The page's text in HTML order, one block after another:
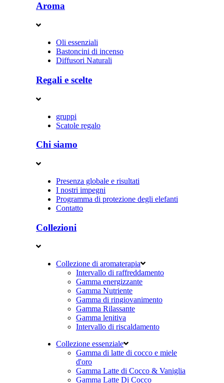
Aroma
Oli essenziali
Bastoncini di incenso
Diffusori Naturali
Regali e scelte
gruppi
Scatole regalo
Chi siamo
Presenza globale e risultati
I nostri impegni
Programma di protezione degli elefanti
Contatto
Collezioni
Collezione di aromaterapia
Intervallo di raffreddamento
Gamma energizzante
Gamma Nutriente
Gamma di ringiovanimento
Gamma Rilassante
Gamma lenitiva
Intervallo di riscaldamento
Collezione essenziale
Gamma di latte di cocco e miele
d'oro
Gamma Latte di Cocco & Vaniglia
Gamma Latte Di Cocco